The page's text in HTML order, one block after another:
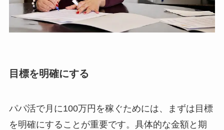
目標を明確にする
パパ活で月に100万円を稼ぐためには、まずは目標
を明確にすることが重要です。具体的な金額と期